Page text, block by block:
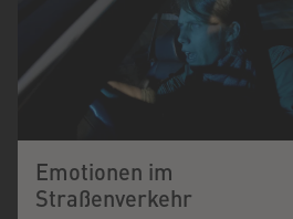
Emotionen im
Straßenverkehr